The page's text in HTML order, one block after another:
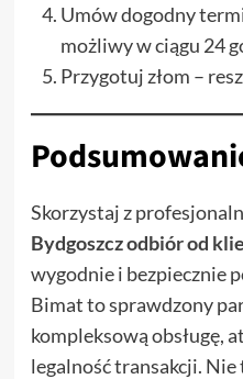
Umów dogodny
możliwy w ciągu 24
Przygotuj złom –
Skorzystaj z
Bydgoszcz odbiór od
wygodnie i bezpiecznie
Bimat to sprawdzony
kompleksową obsługę,
legalność transakcji. Nie